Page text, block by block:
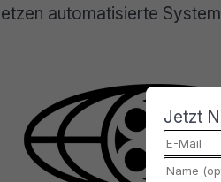
automatisierte
Jetzt